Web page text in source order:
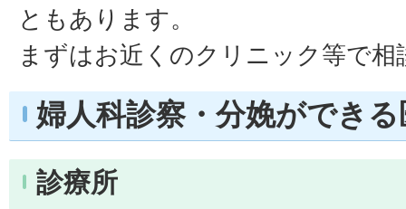
ともあります。
まずはお近くのクリニック等で
婦人科診察・分娩ができ
診療所